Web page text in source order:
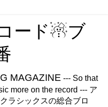
ード☃ブ
MAGAZINE --- So that
more on the record --- ア
ラシックスの総合ブロ